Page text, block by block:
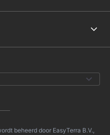
beheerd door EasyTerra B.V.,